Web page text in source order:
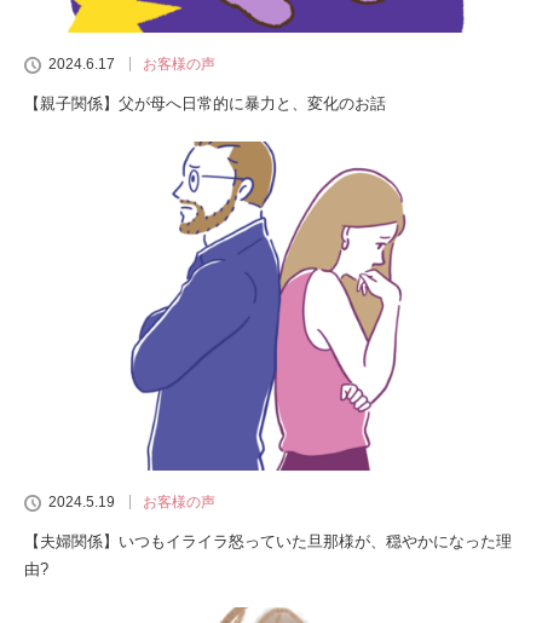
2024.6.17 お客様の声
【親子関係】父が母へ日常的に暴力と、変化のお話
2024.5.19 お客様の声
【夫婦関係】いつもイライラ怒っていた旦那様が、穏やかになった理
由?